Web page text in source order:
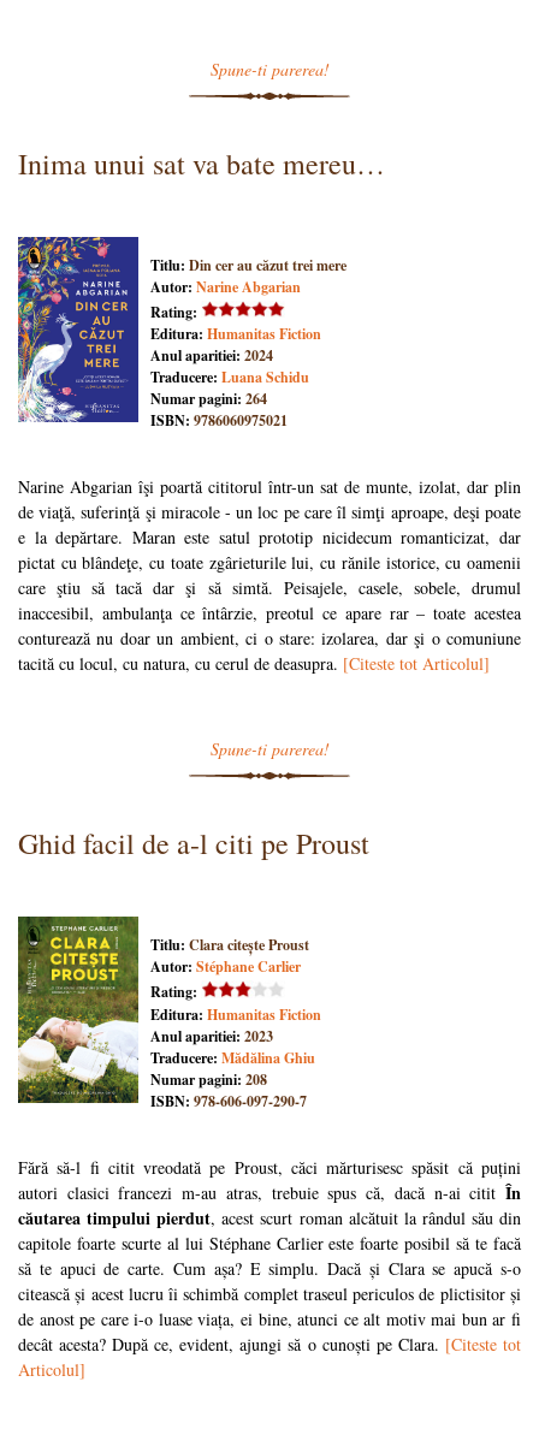
Spune-ti parerea!
Inima unui sat va bate mereu…
Titlu: Din cer au căzut trei mere
Autor: Narine Abgarian
Rating:
Editura: Humanitas Fiction
Anul aparitiei: 2024
Traducere: Luana Schidu
Numar pagini: 264
ISBN: 9786060975021
Narine Abgarian îşi poartă cititorul într-un sat de munte, izolat, dar plin
de viaţă, suferinţă şi miracole - un loc pe care îl simţi aproape, deşi poate
e la depărtare. Maran este satul prototip nicidecum romanticizat, dar
pictat cu blândeţe, cu toate zgârieturile lui, cu rănile istorice, cu oamenii
care ştiu să tacă dar şi să simtă. Peisajele, casele, sobele, drumul
inaccesibil, ambulanţa ce întârzie, preotul ce apare rar – toate acestea
conturează nu doar un ambient, ci o stare: izolarea, dar şi o comuniune
tacită cu locul, cu natura, cu cerul de deasupra. [Citeste tot Articolul]
Spune-ti parerea!
Ghid facil de a-l citi pe Proust
Titlu: Clara citește Proust
Autor: Stéphane Carlier
Rating:
Editura: Humanitas Fiction
Anul aparitiei: 2023
Traducere: Mădălina Ghiu
Numar pagini: 208
ISBN: 978-606-097-290-7
Fără să-l fi citit vreodată pe Proust, căci mărturisesc spăsit că puțini
autori clasici francezi m-au atras, trebuie spus că, dacă n-ai citit În
căutarea timpului pierdut, acest scurt roman alcătuit la rândul său din
capitole foarte scurte al lui Stéphane Carlier este foarte posibil să te facă
să te apuci de carte. Cum așa? E simplu. Dacă și Clara se apucă s-o
citească și acest lucru îi schimbă complet traseul periculos de plictisitor și
de anost pe care i-o luase viața, ei bine, atunci ce alt motiv mai bun ar fi
decât acesta? După ce, evident, ajungi să o cunoști pe Clara. [Citeste tot
Articolul]